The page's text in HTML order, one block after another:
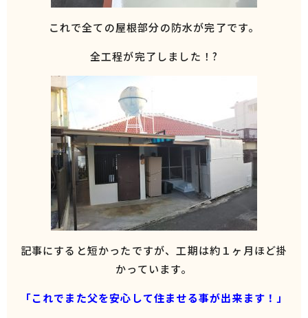
これで全ての屋根部分の防水が完了です。
全工程が完了しました！?
記事にすると短かったですが、工期は約１ヶ月ほど掛
かっています。
「これでまた父を安心して住ませる事が出来ます！」